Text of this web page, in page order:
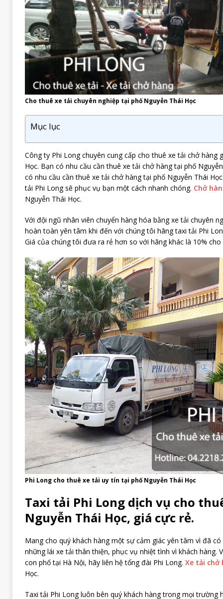
Cho thuê xe tải chuyên nghiệp tại phố Nguyễn Thái Học
Mục lục
Công ty Phi Long chuyên cung cấp cho thuê xe tải chở hàng
Học. Bạn có nhu cầu cần thuê xe tải chở hàng tại phố
có nhu cầu cần thuê xe tải chở hàng tại phố Nguyễn Thái
tải Phi Long sẽ phục vụ bạn một cách nhanh chóng. Chở
Nguyễn Thái Học.
Với đội ngũ nhân viên chuyển hàng hóa bằng xe tải chuyên
hoàn toàn yên tâm khi đến với chúng tôi hãng taxi tải Phi
Giá của chúng tôi đưa ra rẻ hơn so với hãng khác là 10%
Phi Long cho thuê xe tải uy tín tại phố Nguyễn Thái Học
Taxi tải Phi Long dịch vụ cho
Nguyễn Thái Học, giá cực rẻ.
Mang cho quý khách hàng một sự cảm giác yên tâm vì đã
những lái xe tải thân thiện, phục vụ nhiệt tình vì khách hàng.
con phố tại Hà Nội, hãy liên hệ tổng đài Phi Long. Xe tải chở
Học.
Taxi tải Phi Long luôn bên quý khách hàng trong mọi trường